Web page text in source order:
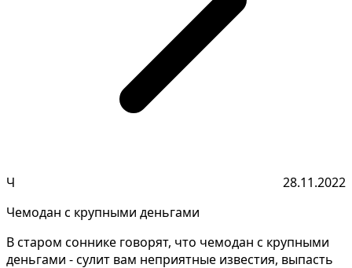
Ч
28.11.2022
Чемодан с крупными деньгами
В старом соннике говорят, что чемодан с крупными
деньгами - сулит вам неприятные известия, выпасть